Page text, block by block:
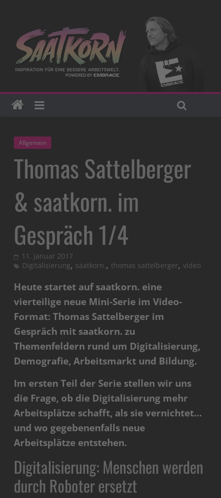
Allgemein
Thomas Sattelberger
& saatkorn. im
Gespräch 1/4
11. Januar 2017
Digitalisierung, saatkorn.,thomas sattelberger,video
Heute startet auf saatkorn. eine
vierteilige neue Mini-Serie im Video-
Format: Thomas Sattelberger im
Gespräch mit saatkorn. zu
Themenfeldern rund um Digitalisierung,
Demografie, Arbeitsmarkt und Bildung.
Im ersten Teil der Serie stellen wir uns
die Frage, ob die Digitalisierung mehr
Arbeitsplätze schafft, als sie vernichtet…
und wo gegebenenfalls neue
Arbeitsplätze entstehen.
Digitalisierung: Menschen werden
durch Roboter ersetzt